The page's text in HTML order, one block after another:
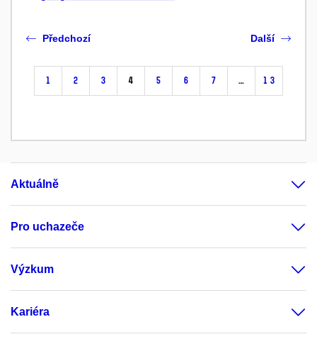
Předchozí
1 2 3 4 5 6 7 … 13
Další
Aktuálně
Pro uchazeče
Výzkum
Kariéra